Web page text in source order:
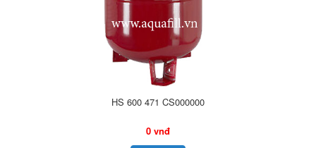
HS 600 471 CS000000
0 vnđ